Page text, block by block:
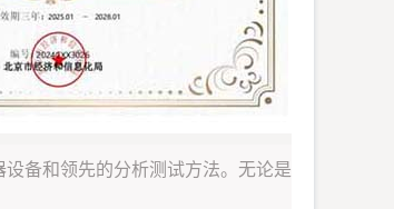
备和领先的分析测试方法。无论是